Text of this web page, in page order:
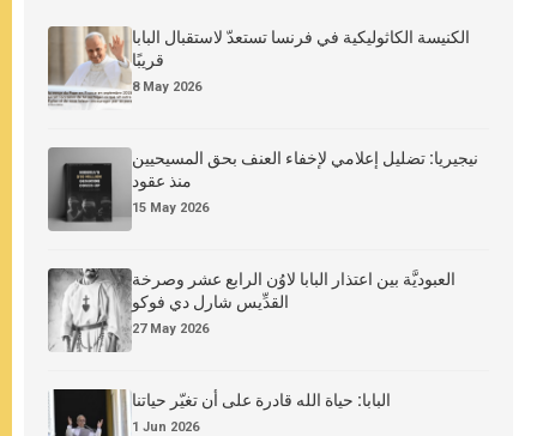
الكنيسة الكاثوليكية في فرنسا تستعدّ لاستقبال البابا
قريبًا
8 May 2026
نيجيريا: تضليل إعلامي لإخفاء العنف بحق المسيحيين
منذ عقود
15 May 2026
العبوديَّة بين اعتذار البابا لاوُن الرابع عشر وصرخة
القدِّيس شارل دي فوكو
27 May 2026
البابا: حياة الله قادرة على أن تغيّر حياتنا
1 Jun 2026